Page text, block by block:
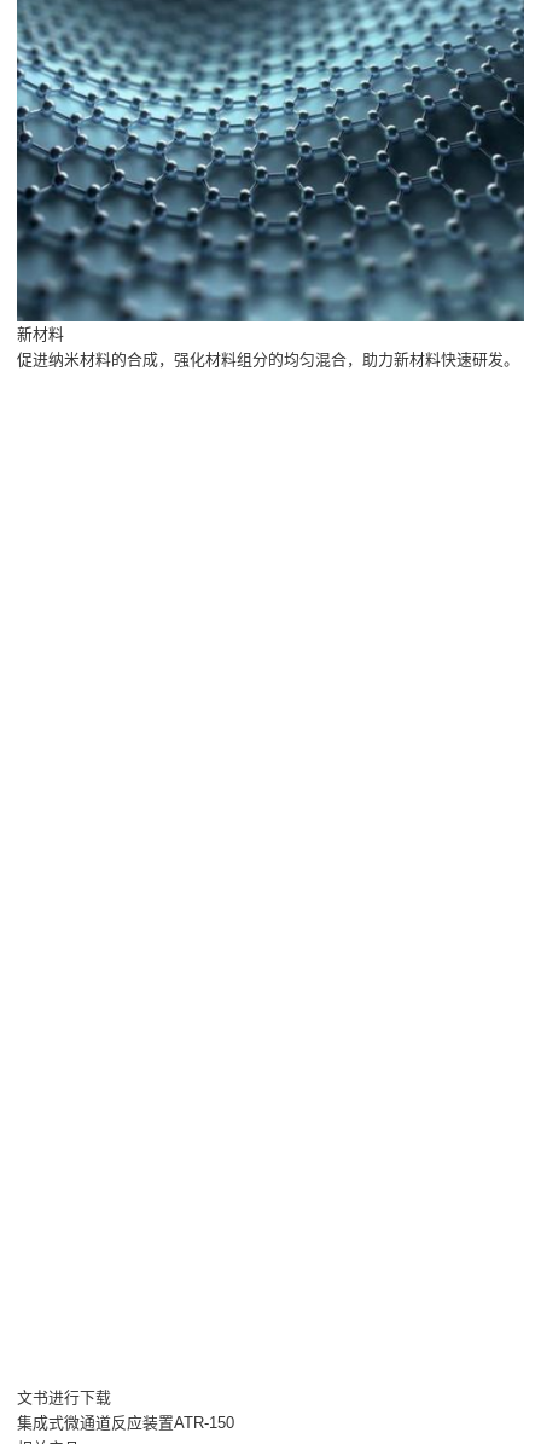
新材料
促进纳米材料的合成，强化材料组分的均匀混合，助力新材料快速研发。
文书进行下载
集成式微通道反应装置ATR-150